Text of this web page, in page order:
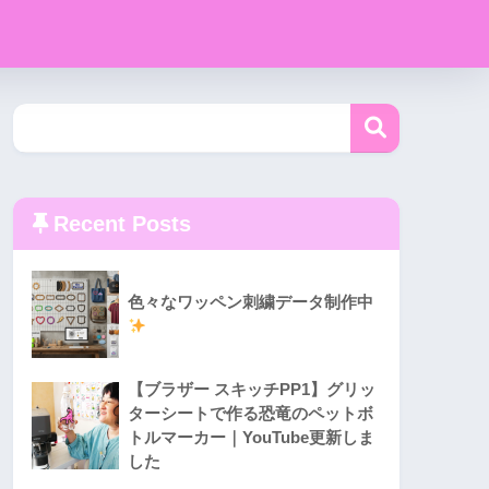
Recent Posts
色々なワッペン刺繍データ制作中
【ブラザー スキッチPP1】グリッ
ターシートで作る恐竜のペットボ
トルマーカー｜YouTube更新しま
した